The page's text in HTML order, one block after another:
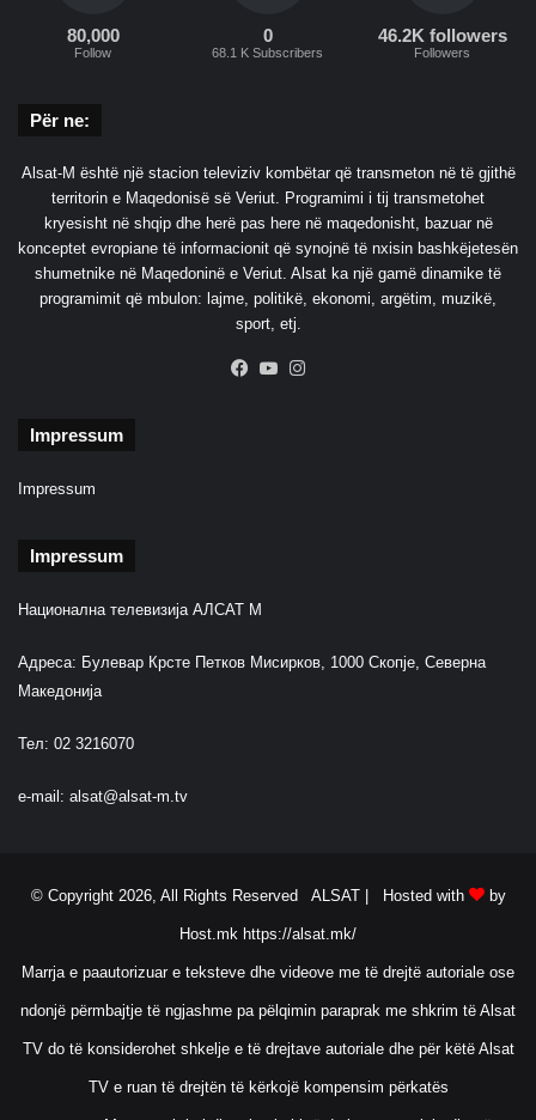
80,000
Follow
0
68.1 K Subscribers
46.2K followers
Followers
Për ne:
Alsat-M është një stacion televiziv kombëtar që transmeton në të gjithë
territorin e Maqedonisë së Veriut. Programimi i tij transmetohet
kryesisht në shqip dhe herë pas here në maqedonisht, bazuar në
konceptet evropiane të informacionit që synojnë të nxisin bashkëjetesën
shumetnike në Maqedoninë e Veriut. Alsat ka një gamë dinamike të
programimit që mbulon: lajme, politikë, ekonomi, argëtim, muzikë,
sport, etj.
Facebook
YouTube
Impressum
Impressum
Impressum
Национална телевизија АЛСАТ М
Адреса: Булевар Крсте Петков Мисирков, 1000 Скопје, Северна
Македонија
Тел: 02 3216070
e-mail: alsat@alsat-m.tv
© Copyright 2026, All Rights Reserved ALSAT | Hosted with by
Host.mk https://alsat.mk/
Marrja e paautorizuar e teksteve dhe videove me të drejtë autoriale ose
ndonjë përmbajtje të ngjashme pa pëlqimin paraprak me shkrim të Alsat
TV do të konsiderohet shkelje e të drejtave autoriale dhe për këtë Alsat
TV e ruan të drejtën të kërkojë kompensim përkatës